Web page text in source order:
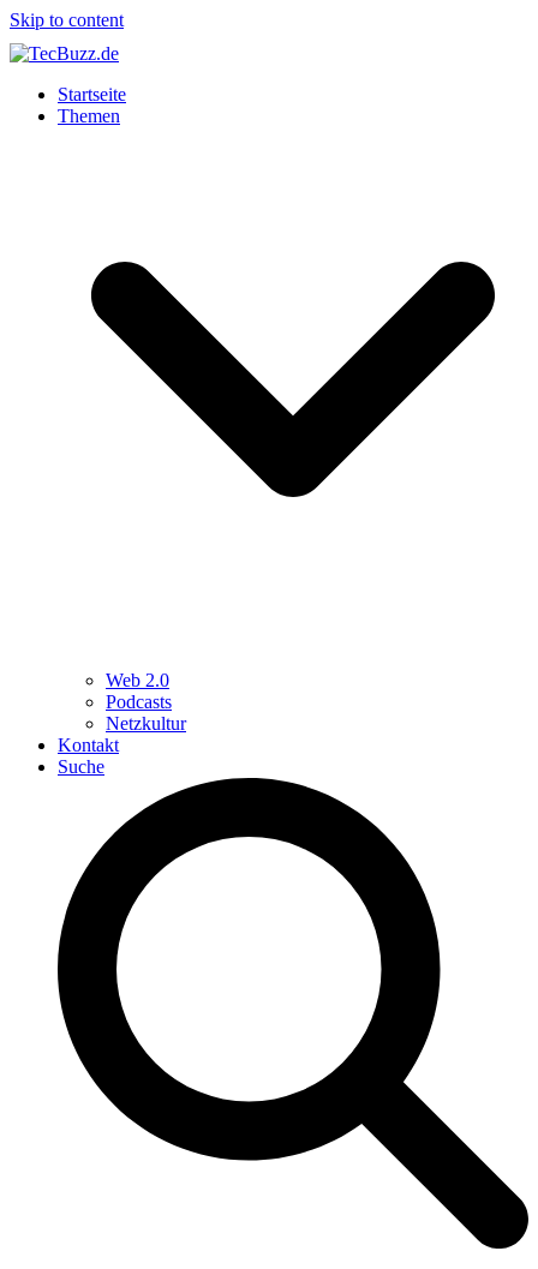
Skip to content
Startseite
Themen
Web 2.0
Podcasts
Netzkultur
Kontakt
Suche